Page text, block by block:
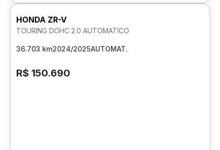
HONDA ZR-V
TOURING DOHC 2.0 AUTOMATICO
36.703 km2024/2025AUTOMAT.
R$ 150.690